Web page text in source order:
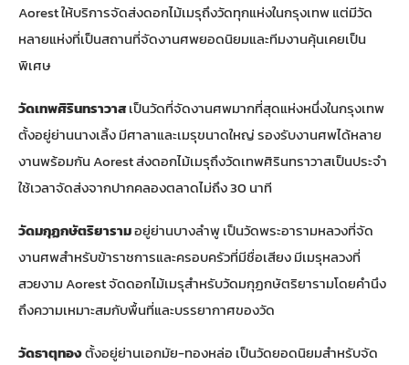
Aorest ให้บริการจัดส่งดอกไม้เมรุถึงวัดทุกแห่งในกรุงเทพ แต่มีวัด
หลายแห่งที่เป็นสถานที่จัดงานศพยอดนิยมและทีมงานคุ้นเคยเป็น
พิเศษ
วัดเทพศิรินทราวาสเป็นวัดที่จัดงานศพมากที่สุดแห่งหนึ่งในกรุงเทพ
ตั้งอยู่ย่านนางเลิ้ง มีศาลาและเมรุขนาดใหญ่ รองรับงานศพได้หลาย
งานพร้อมกัน Aorest ส่งดอกไม้เมรุถึงวัดเทพศิรินทราวาสเป็นประจำ
ใช้เวลาจัดส่งจากปากคลองตลาดไม่ถึง 30 นาที
วัดมกุฏกษัตริยารามอยู่ย่านบางลำพู เป็นวัดพระอารามหลวงที่จัด
งานศพสำหรับข้าราชการและครอบครัวที่มีชื่อเสียง มีเมรุหลวงที่
สวยงาม Aorest จัดดอกไม้เมรุสำหรับวัดมกุฏกษัตริยารามโดยคำนึง
ถึงความเหมาะสมกับพื้นที่และบรรยากาศของวัด
วัดธาตุทองตั้งอยู่ย่านเอกมัย-ทองหล่อ เป็นวัดยอดนิยมสำหรับจัด